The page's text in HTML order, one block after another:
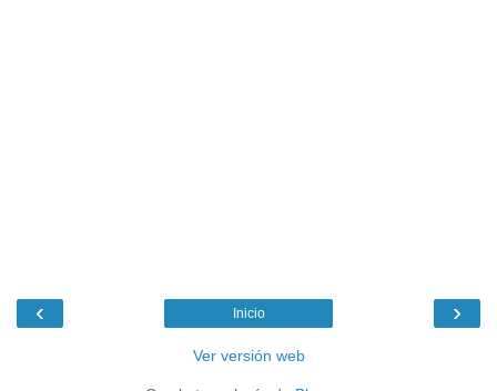
‹ ›
Inicio
Ver versión web